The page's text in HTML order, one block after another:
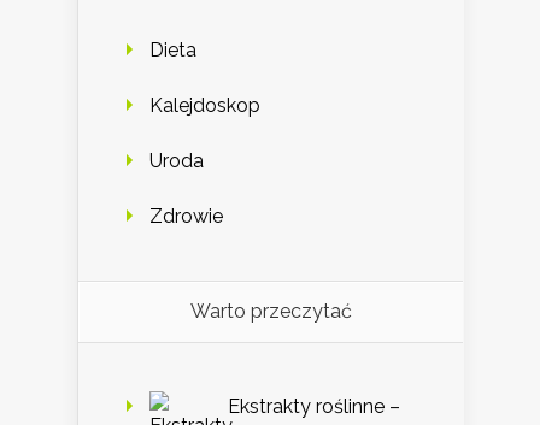
Dieta
Kalejdoskop
Uroda
Zdrowie
Warto przeczytać
Ekstrakty roślinne –